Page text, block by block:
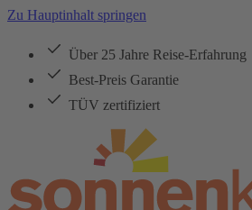
Zu Hauptinhalt springen
Über 25 Jahre Reise-Erfahrung
Best-Preis Garantie
TÜV zertifiziert